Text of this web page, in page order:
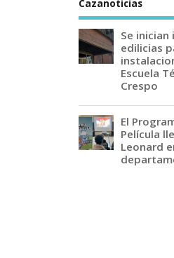
Cazanoticias
Se
edilicias
Escuela
Crespo
El
Película
Leonard